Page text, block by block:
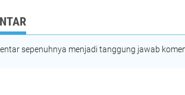
dan
Batam
sepenuhnya menjadi tanggung jawab